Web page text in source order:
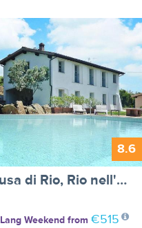
8.6
Holiday residence La Chiusa di Rio, Rio nell'Elba - Type A
Lang Weekendfrom €515